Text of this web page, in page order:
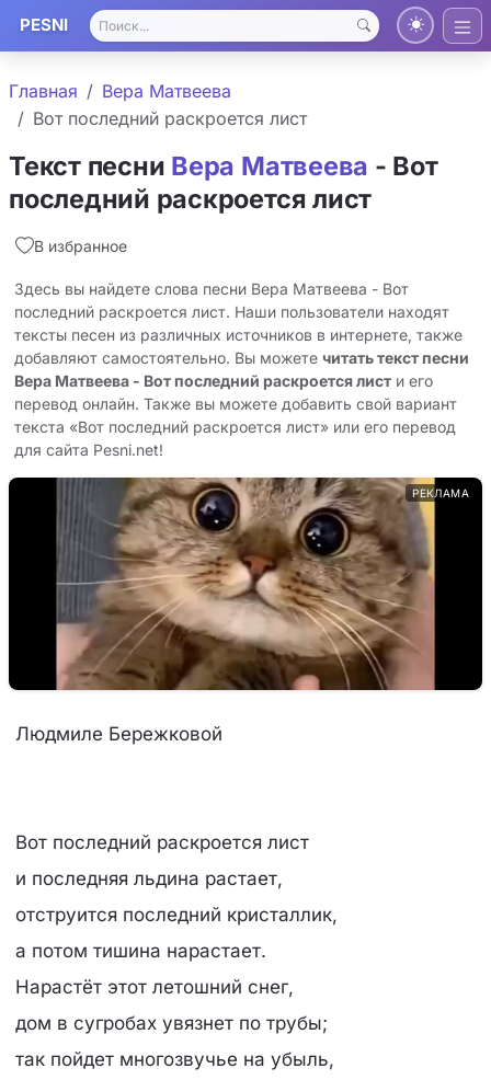
PESNI
Главная
Вера Матвеева
Вот последний раскроется лист
Текст песни Вера Матвеева - Вот
последний раскроется лист
В избранное
Здесь вы найдете слова песни Вера Матвеева - Вот
последний раскроется лист. Наши пользователи находят
тексты песен из различных источников в интернете, также
добавляют самостоятельно. Вы можете читать текст песни
Вера Матвеева - Вот последний раскроется лист и его
перевод онлайн. Также вы можете добавить свой вариант
текста «Вот последний раскроется лист» или его перевод
для сайта Pesni.net!
РЕКЛАМА
Людмиле Бережковой
Вот последний раскроется лист
и последняя льдина растает,
отструится последний кристаллик,
а потом тишина нарастает.
Нарастёт этот летошний снег,
дом в сугробах увязнет по трубы;
так пойдет многозвучье на убыль,